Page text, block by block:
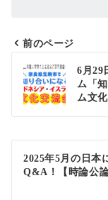
投
稿
ビ
ゲ
前のページ
6月29
ム「
ム文
2025年5月の日本
Q&A！【時論公論